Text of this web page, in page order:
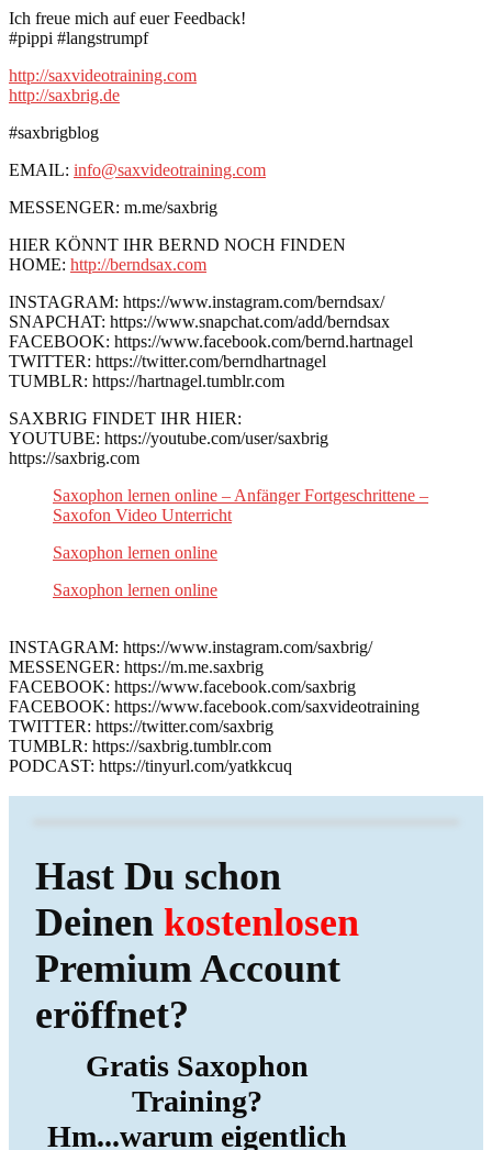
Ich freue mich auf euer Feedback!
#pippi #langstrumpf
http://saxvideotraining.com
http://saxbrig.de
#saxbrigblog
EMAIL: info@saxvideotraining.com
MESSENGER: m.me/saxbrig
HIER KÖNNT IHR BERND NOCH FINDEN
HOME: http://berndsax.com
INSTAGRAM: https://www.instagram.com/berndsax/
SNAPCHAT: https://www.snapchat.com/add/berndsax
FACEBOOK: https://www.facebook.com/bernd.hartnagel
TWITTER: https://twitter.com/berndhartnagel
TUMBLR: https://hartnagel.tumblr.com
SAXBRIG FINDET IHR HIER:
YOUTUBE: https://youtube.com/user/saxbrig
https://saxbrig.com
Saxophon lernen online – Anfänger Fortgeschrittene –
Saxofon Video Unterricht
Saxophon lernen online
Saxophon lernen online
INSTAGRAM: https://www.instagram.com/saxbrig/
MESSENGER: https://m.me.saxbrig
FACEBOOK: https://www.facebook.com/saxbrig
FACEBOOK: https://www.facebook.com/saxvideotraining
TWITTER: https://twitter.com/saxbrig
TUMBLR: https://saxbrig.tumblr.com
PODCAST: https://tinyurl.com/yatkkcuq
Hast Du schon
Deinen kostenlosen
Premium Account
eröffnet?
Gratis Saxophon
Training?
Hm...warum eigentlich